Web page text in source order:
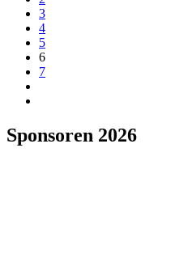
3
4
5
6
7
Sponsoren 2026